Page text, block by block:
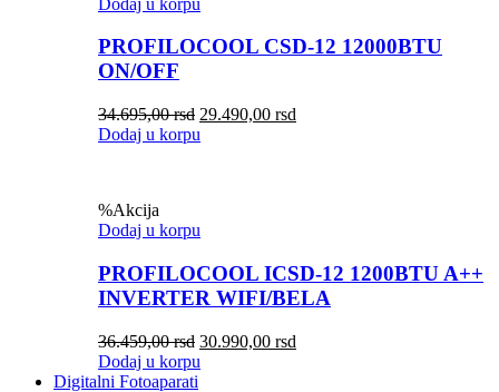
PROFILOCOOL CSD-12 12000BTU
ON/OFF
34.695,00rsd 29.490,00 rsd
Dodaj u korpu
%Akcija
Dodaj u korpu
PROFILOCOOL ICSD-12 1200BTU A++
INVERTER WIFI/BELA
36.459,00rsd 30.990,00 rsd
Dodaj u korpu
Digitalni Fotoaparati